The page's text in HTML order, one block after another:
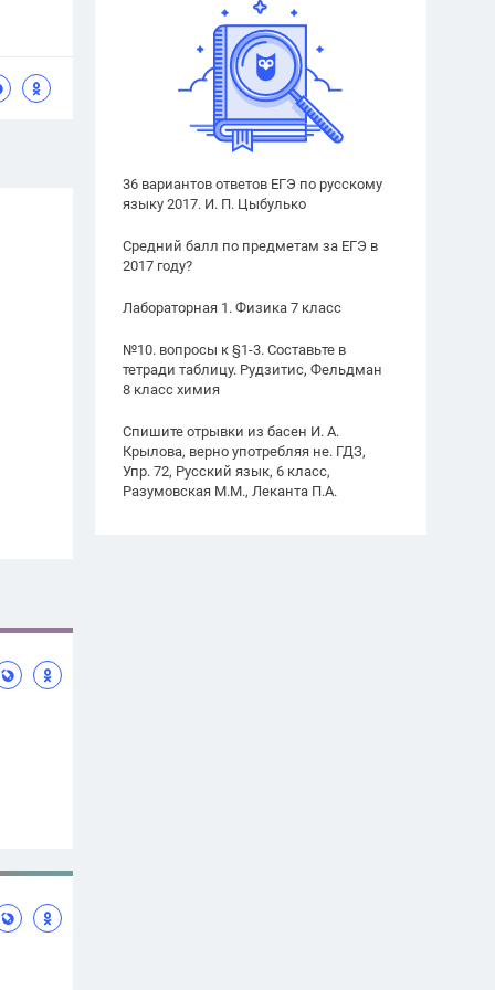
36 вариантов ответов ЕГЭ по русскому
языку 2017. И. П. Цыбулько
Средний балл по предметам за ЕГЭ в
2017 году?
Лабораторная 1. Физика 7 класс
№10. вопросы к §1-3. Составьте в
тетради таблицу. Рудзитис, Фельдман
8 класс химия
Спишите отрывки из басен И. А.
Крылова, верно употребляя не. ГДЗ,
Упр. 72, Русский язык, 6 класс,
Разумовская М.М., Леканта П.А.